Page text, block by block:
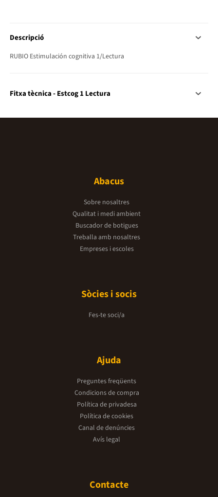
Descripció
RUBIO Estimulación cognitiva 1/Lectura
Fitxa tècnica - Estcog 1 Lectura
Abacus
Sobre nosaltres
Qualitat i medi ambient
Buscador de botigues
Treballa amb nosaltres
Empreses i escoles
Sòcies i socis
Fes-te soci/a
Ajuda
Preguntes freqüents
Condicions de compra
Política de privadesa
Política de cookies
Canal de denúncies
Avís legal
Contacte